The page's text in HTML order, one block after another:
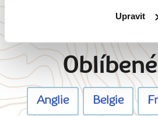
Upravit
Anglie Belgie